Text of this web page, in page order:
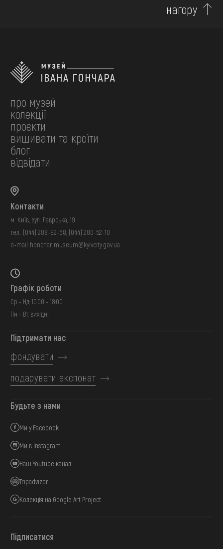
нагору
про музей
колекції
проєкти
вишивати та кроїти
блог
відвідати
Контакти
м. Київ, вул. Лаврська, 19
тел.: (044) 288-92-68 (044) 280-52-10
e-mail: honchar.museum@kyivcity.gov.ua
Графік роботи
Ср - Нд: 10:00 - 18:00
Пн - Вт: вихідні
Підтримати нас
фондувати
подарувати експонат
Будьте з нами
Ми у Facebook
Ми в Instagram
Наш Youtube канал
Tripadvizor
Колекція на Google Art Project
Підписатися